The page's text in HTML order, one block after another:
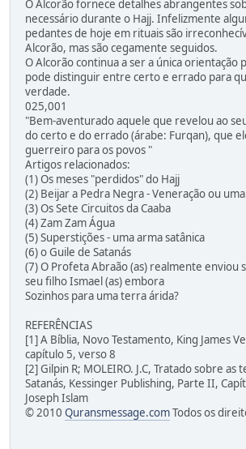
O Alcorão fornece detalhes abrangentes
necessário durante o Hajj. Infelizmente
pedantes de hoje em rituais são
Alcorão, mas são cegamente seguidos.
O Alcorão continua a ser a única orientação
pode distinguir entre certo e errado para
verdade.
025,001
"Bem-aventurado aquele que revelou ao
do certo e do errado (árabe: Furqan), que
guerreiro para os povos "
Artigos relacionados:
(1) Os meses "perdidos" do Hajj
(2) Beijar a Pedra Negra - Veneração ou
(3) Os Sete Circuitos da Caaba
(4) Zam Zam Água
(5) Superstições - uma arma satânica
(6) o Guile de Satanás
(7) O Profeta Abraão (as) realmente enviou
seu filho Ismael (as) embora
Sozinhos para uma terra árida?
REFERÊNCIAS
[1] A Bíblia, Novo Testamento, King James
capítulo 5, verso 8
[2] Gilpin R; MOLEIRO. J.C, Tratado sobre as
Satanás, Kessinger Publishing, Parte II,
Joseph Islam
© 2010 Quransmessage.comTodos os